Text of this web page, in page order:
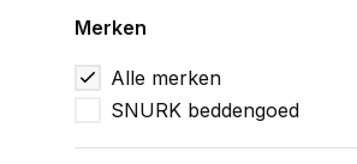
Merken
Alle merken
SNURK beddengoed